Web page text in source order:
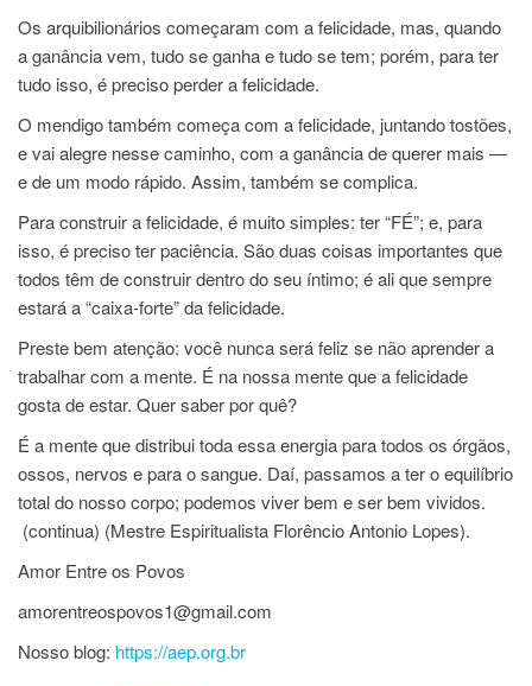
Os arquibilionários começaram com a felicidade, mas, quando
a ganância vem, tudo se ganha e tudo se tem; porém, para ter
tudo isso, é preciso perder a felicidade.
O mendigo também começa com a felicidade, juntando tostões,
e vai alegre nesse caminho, com a ganância de querer mais —
e de um modo rápido. Assim, também se complica.
Para construir a felicidade, é muito simples: ter “FÉ”; e, para
isso, é preciso ter paciência. São duas coisas importantes que
todos têm de construir dentro do seu íntimo; é ali que sempre
estará a “caixa-forte” da felicidade.
Preste bem atenção: você nunca será feliz se não aprender a
trabalhar com a mente. É na nossa mente que a felicidade
gosta de estar. Quer saber por quê?
É a mente que distribui toda essa energia para todos os órgãos,
ossos, nervos e para o sangue. Daí, passamos a ter o equilíbrio
total do nosso corpo; podemos viver bem e ser bem vividos.
(continua) (Mestre Espiritualista Florêncio Antonio Lopes).
Amor Entre os Povos
amorentreospovos1@gmail.com
Nosso blog: https://aep.org.br